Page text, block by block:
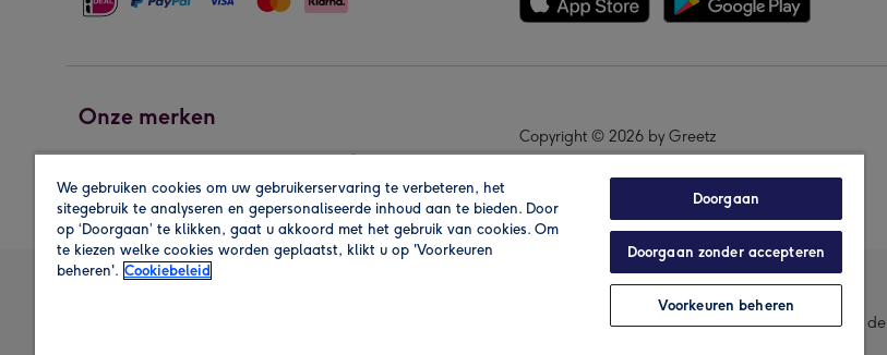
Onze merken
Copyright © 2026 by Greetz
Alle prijzen zijn inclusief btw en andere heffingen. Lees de
We gebruiken cookies om uw gebruikerservaring te verbeteren, het
sitegebruik te analyseren en gepersonaliseerde inhoud aan te bieden. Door
op ‘Doorgaan’ te klikken, gaat u akkoord met het gebruik van cookies. Om
te kiezen welke cookies worden geplaatst, klikt u op 'Voorkeuren
beheren'. Cookiebeleid
Doorgaan
Doorgaan zonder accepteren
Voorkeuren beheren